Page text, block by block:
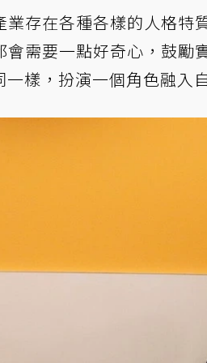
存在各種各樣的人格特
需要一點好奇心，鼓勵
樣，扮演一個角色融入